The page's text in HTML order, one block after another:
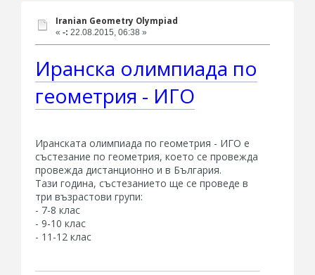
Iranian Geometry Olympiad
« -: 22.08.2015, 06:38 »
Иранска олимпиада по
геометрия - ИГО
Иранската олимпиада по геометрия - ИГО е
състезание по геометрия, което се провежда
провежда дистанционно и в България.
Тази година, състезанието ще се проведе в
три възрастови групи:
- 7-8 клас
- 9-10 клас
- 11-12 клас